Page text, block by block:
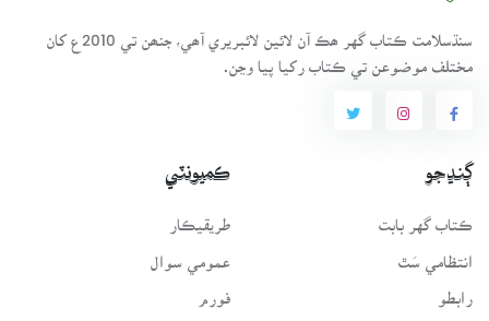
سنڌسلامت ڪتاب گهر ھڪ آن لائين لائبريري آھي، جنھن تي 2010ع کان
مختلف موضوعن تي ڪتاب رکيا پيا وڃن.
ڳنڍجو
ڪتاب گهر بابت
انتظامي سَٿ
رابطو
ڪميونٽي
طريقيڪار
عمومي سوال
فورم